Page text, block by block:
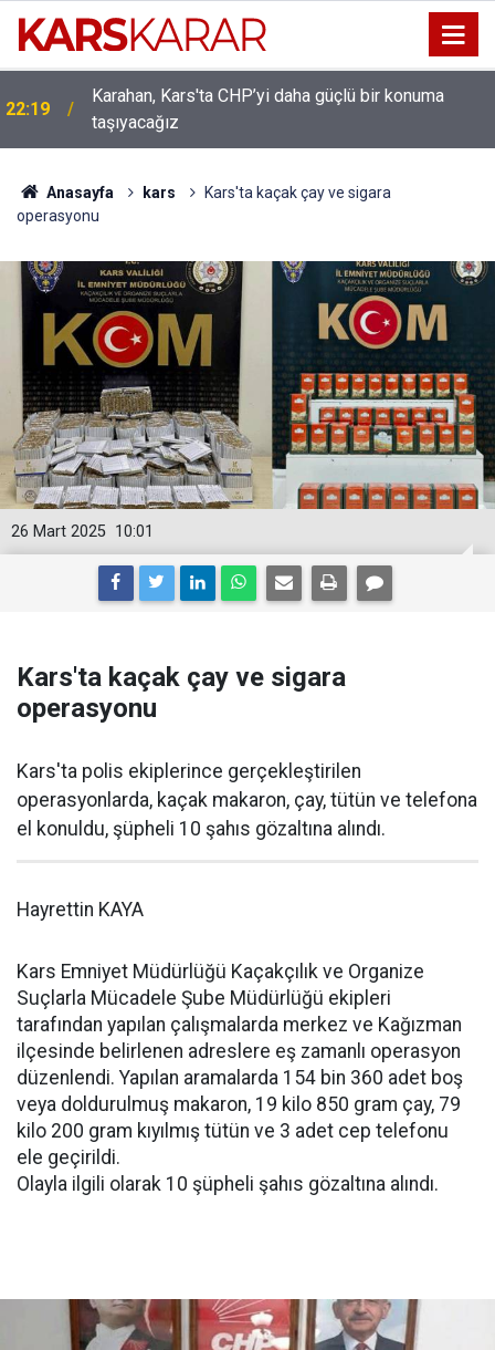
22:19
Karahan, Kars'ta CHP’yi daha güçlü bir konuma
taşıyacağız
Anasayfa kars
Kars'ta kaçak çay ve sigara
operasyonu
10:01
26 Mart 2025
Kars'ta kaçak çay ve sigara
operasyonu
Kars'ta polis ekiplerince gerçekleştirilen
operasyonlarda, kaçak makaron, çay, tütün ve telefona
el konuldu, şüpheli 10 şahıs gözaltına alındı.
Hayrettin KAYA
Kars Emniyet Müdürlüğü Kaçakçılık ve Organize
Suçlarla Mücadele Şube Müdürlüğü ekipleri
tarafından yapılan çalışmalarda merkez ve Kağızman
ilçesinde belirlenen adreslere eş zamanlı operasyon
düzenlendi. Yapılan aramalarda 154 bin 360 adet boş
veya doldurulmuş makaron, 19 kilo 850 gram çay, 79
kilo 200 gram kıyılmış tütün ve 3 adet cep telefonu
ele geçirildi.
Olayla ilgili olarak 10 şüpheli şahıs gözaltına alındı.